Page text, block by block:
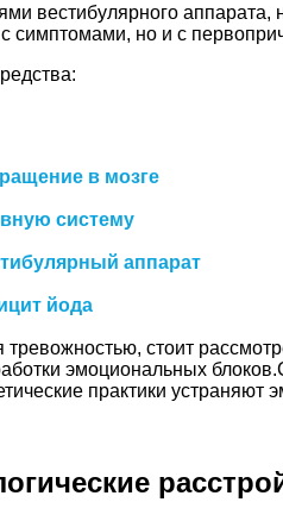
вестибулярного
симптомами, но и с
в мозге
систему
аппарат
йода
стоит
эмоциональных
практики